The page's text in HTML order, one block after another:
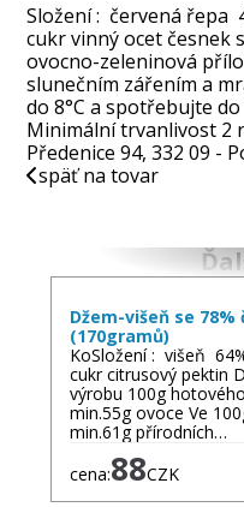
Složení : červená řepa
cukr vinný ocet česnek
ovocno-zeleninová
slunečním zářením a
do 8°C a spotřebujte
Minimální trvanlivost 2
Předenice 94, 332 09 -
späť na tovar
Džem-višeň se
(170gramů)
KoSložení : višeň
cukr citrusový pektin
výrobu 100g
min.55g ovoce Ve
min.61g přírodních…
cena:88CZK